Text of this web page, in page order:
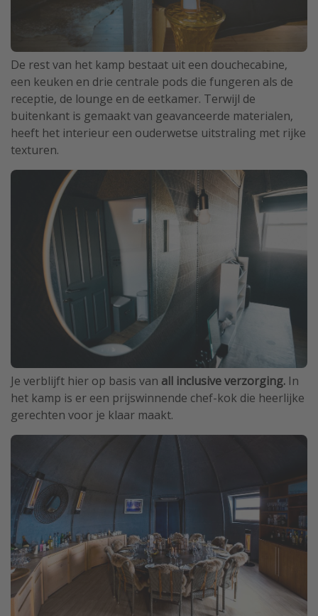
De rest van het kamp bestaat uit een douchecabine,
een keuken en drie centrale pods die fungeren als de
receptie, de lounge en de eetkamer. Terwijl de
buitenkant is gemaakt van geavanceerde materialen,
heeft het interieur een ouderwetse uitstraling met rijke
texturen.
Je verblijft hier op basis van all inclusive verzorging. In
het kamp is er een prijswinnende chef-kok die heerlijke
gerechten voor je klaar maakt.